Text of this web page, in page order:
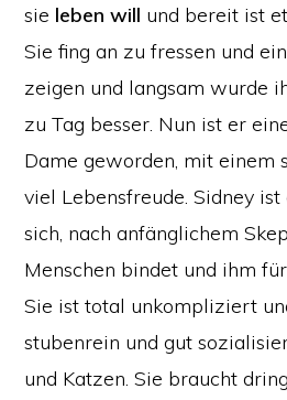
sie leben will und bereit ist
Sie fing an zu fressen und
zeigen und langsam wurde
zu Tag besser. Nun ist er
Dame geworden, mit einem
viel Lebensfreude. Sidney
sich, nach anfänglichem
Menschen bindet und ihm
Sie ist total unkompliziert
stubenrein und gut
und Katzen. Sie braucht